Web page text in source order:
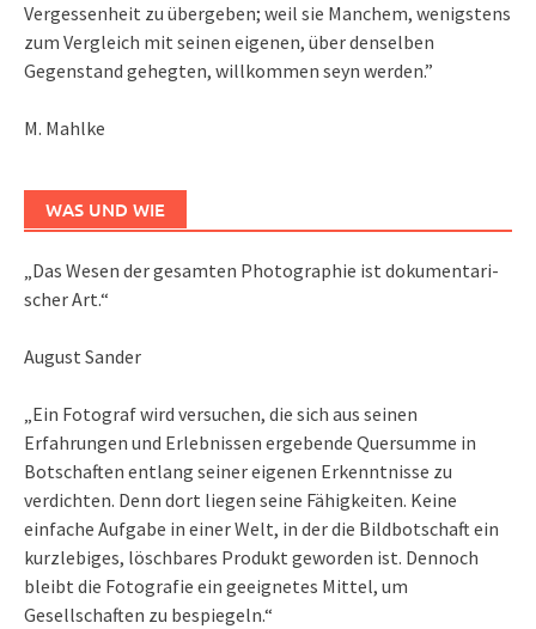
Vergessenheit zu übergeben; weil sie Manchem, wenigstens
zum Vergleich mit seinen eigenen, über denselben
Gegenstand gehegten, willkommen seyn werden.”
M. Mahlke
WAS UND WIE
„Das We­sen der ge­sam­ten Pho­to­gra­phie ist do­ku­men­ta­ri­
scher Art.“
August Sander
„Ein Fotograf wird versuchen, die sich aus seinen
Erfahrungen und Erlebnissen ergebende Quersumme in
Botschaften entlang seiner eigenen Erkenntnisse zu
verdichten. Denn dort liegen seine Fähigkeiten. Keine
einfache Aufgabe in einer Welt, in der die Bildbotschaft ein
kurzlebiges, löschbares Produkt geworden ist. Dennoch
bleibt die Fotografie ein geeignetes Mittel, um
Gesellschaften zu bespiegeln.“